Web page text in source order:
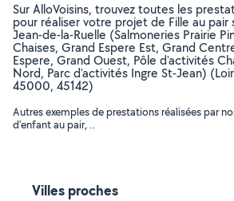
Sur AlloVoisins, trouvez toutes les
pour réaliser votre projet de Fille au pair
Jean-de-la-Ruelle (Salmoneries Prairie
Chaises, Grand Espere Est, Grand
Espere, Grand Ouest, Pôle d'activités
Nord, Parc d'activités Ingre St-Jean)
45000, 45142)
Autres exemples de prestations réalisées par
d'enfant au pair, ..
Villes proches